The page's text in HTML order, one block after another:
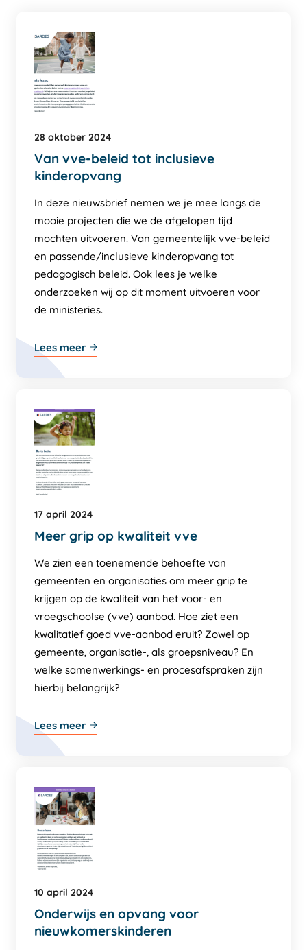
28 oktober 2024
Van vve-beleid tot inclusieve
kinderopvang
In deze nieuwsbrief nemen we je mee langs de
mooie projecten die we de afgelopen tijd
mochten uitvoeren. Van gemeentelijk vve-beleid
en passende/inclusieve kinderopvang tot
pedagogisch beleid. Ook lees je welke
onderzoeken wij op dit moment uitvoeren voor
de ministeries.
Lees meer
17 april 2024
Meer grip op kwaliteit vve
We zien een toenemende behoefte van
gemeenten en organisaties om meer grip te
krijgen op de kwaliteit van het voor- en
vroegschoolse (vve) aanbod. Hoe ziet een
kwalitatief goed vve-aanbod eruit? Zowel op
gemeente, organisatie-, als groepsniveau? En
welke samenwerkings- en procesafspraken zijn
hierbij belangrijk?
Lees meer
10 april 2024
Onderwijs en opvang voor
nieuwkomerskinderen